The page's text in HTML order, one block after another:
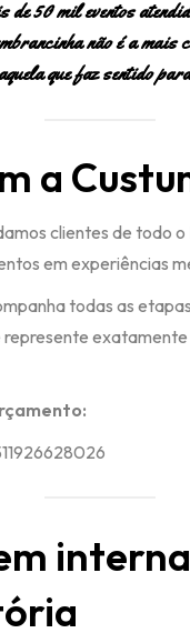
de 50 mil eventos
não é a mais
que faz sentido
a
clientes de todo
em experiências
todas as
exatamente
interna